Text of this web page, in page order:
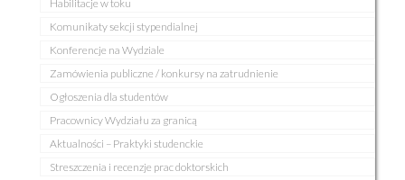
Habilitacje w toku
Komunikaty sekcji stypendialnej
Konferencje na Wydziale
Zamówienia publiczne / konkursy na zatrudnienie
Ogłoszenia dla studentów
Pracownicy Wydziału za granicą
Aktualności – Praktyki studenckie
Streszczenia i recenzje prac doktorskich